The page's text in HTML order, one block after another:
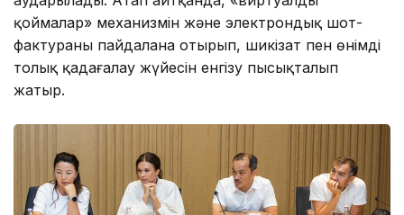
қоймалар» механизмін және электрондық шот-
фактураны пайдалана отырып, шикізат пен өнімді
толық қадағалау жүйесін енгізу пысықталып
жатыр.